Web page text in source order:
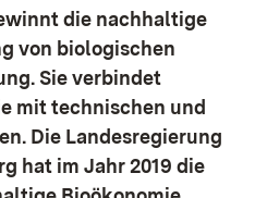
die nachhaltige
von biologischen
Sie verbindet
mit technischen und
Die Landesregierung
hat im Jahr 2019 die